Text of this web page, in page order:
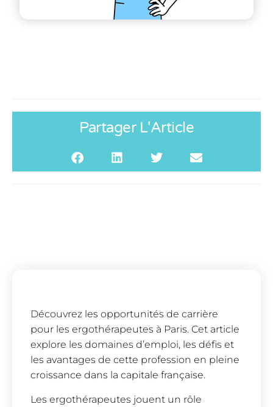
Partager L'Article
Découvrez les opportunités de carrière
pour les ergothérapeutes à Paris. Cet article
explore les domaines d’emploi, les défis et
les avantages de cette profession en pleine
croissance dans la capitale française.
Les ergothérapeutes jouent un rôle